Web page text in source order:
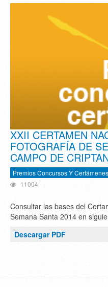
XXII CERTAMEN
FOTOGRAFÍA DE
CAMPO DE
Premios Concursos Y Certámenes
11004
Consultar las bases del
Semana Santa 2014 en
Descargar PDF